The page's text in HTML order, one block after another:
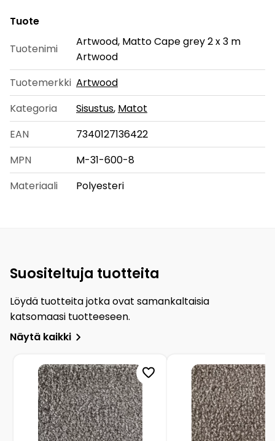
Tuote
Tuotenimi
Artwood, Matto Cape grey 2 x 3 m
Artwood
Tuotemerkki Artwood
Kategoria
Sisustus, Matot
EAN
7340127136422
MPN
M-31-600-8
Materiaali
Polyesteri
Suositeltuja tuotteita
Löydä tuotteita jotka ovat samankaltaisia
katsomaasi tuotteeseen.
Näytä kaikki